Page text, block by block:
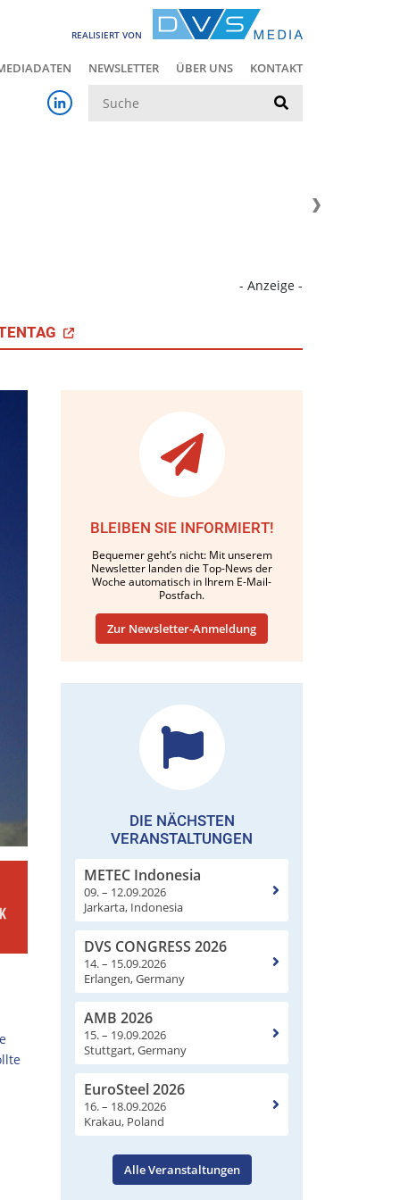
REALISIERT VON
NEWSLETTER ÜBER UNS KONTAKT
- Anzeige -
BLEIBEN SIE INFORMIERT!
Bequemer geht’s nicht: Mit unserem
Newsletter landen die Top-News der
Woche automatisch in Ihrem E-Mail-
Postfach.
Zur Newsletter-Anmeldung
DIE NÄCHSTEN
VERANSTALTUNGEN
METEC Indonesia
09. – 12.09.2026
Jarkarta, Indonesia
DVS CONGRESS 2026
14. – 15.09.2026
Erlangen, Germany
AMB 2026
15. – 19.09.2026
Stuttgart, Germany
EuroSteel 2026
16. – 18.09.2026
Krakau, Poland
Alle Veranstaltungen